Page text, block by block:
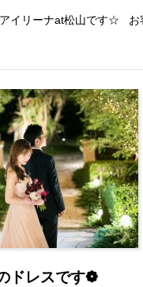
イリーナat松山です☆ お
ドレスです❁